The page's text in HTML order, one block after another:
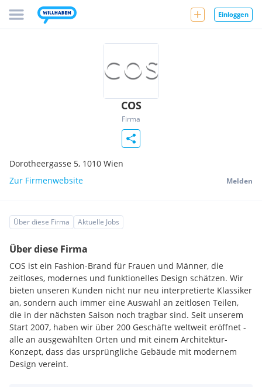
Einloggen
COS
Firma
Dorotheergasse 5, 1010 Wien
Zur Firmenwebsite
Melden
Über diese Firma Aktuelle Jobs
Über diese Firma
COS ist ein Fashion-Brand für Frauen und Männer, die
zeitloses, modernes und funktionelles Design schätzen. Wir
bieten unseren Kunden nicht nur neu interpretierte Klassiker
an, sondern auch immer eine Auswahl an zeitlosen Teilen,
die in der nächsten Saison noch tragbar sind. Seit unserem
Start 2007, haben wir über 200 Geschäfte weltweit eröffnet -
alle an ausgewählten Orten und mit einem Architektur-
Konzept, dass das ursprüngliche Gebäude mit modernem
Design vereint.